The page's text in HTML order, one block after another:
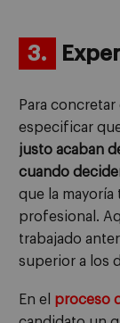
3.
Para
especificar
justo acaban
cuando
que la
profesional.
trabajado
superior a los
En el proceso